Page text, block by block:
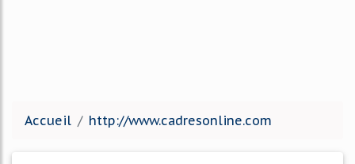
Accueil http://www.cadresonline.com